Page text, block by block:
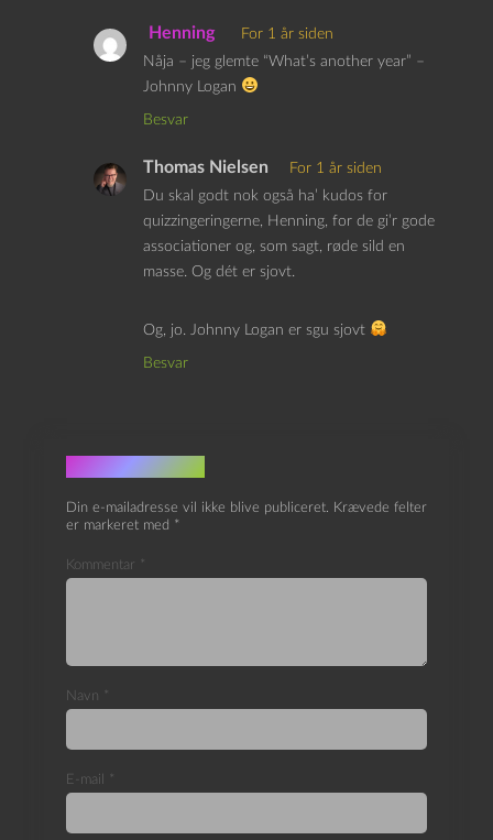
Henning
For 1 år siden
Nåja – jeg glemte “What’s another year” –
Johnny Logan
Besvar
Thomas Nielsen
For 1 år siden
Du skal godt nok også ha’ kudos for
quizzingeringerne, Henning, for de gi’r gode
associationer og, som sagt, røde sild en
masse. Og dét er sjovt.
Og, jo. Johnny Logan er sgu sjovt
Besvar
Skriv et svar
Din e-mailadresse vil ikke blive publiceret. Krævede felter
er markeret med *
Kommentar *
Navn *
E-mail *